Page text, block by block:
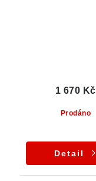
Prodáno
1 670 Kč
Detail